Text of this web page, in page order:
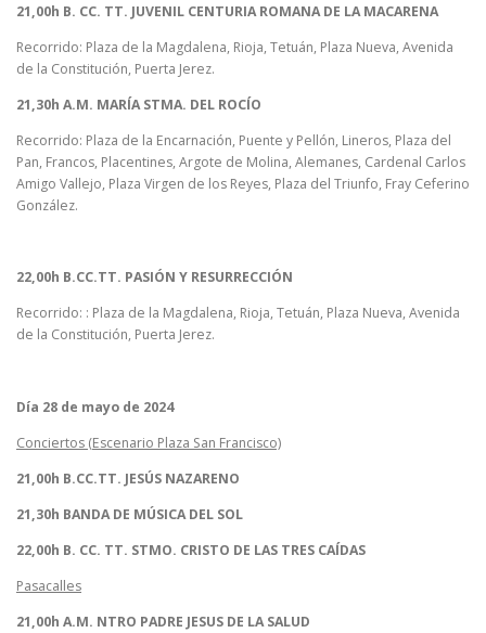
21,00h B. CC. TT. JUVENIL CENTURIA ROMANA DE LA MACARENA
Recorrido: Plaza de la Magdalena, Rioja, Tetuán, Plaza Nueva, Avenida
de la Constitución, Puerta Jerez.
21,30h A.M. MARÍA STMA. DEL ROCÍO
Recorrido: Plaza de la Encarnación, Puente y Pellón, Lineros, Plaza del
Pan, Francos, Placentines, Argote de Molina, Alemanes, Cardenal Carlos
Amigo Vallejo, Plaza Virgen de los Reyes, Plaza del Triunfo, Fray Ceferino
González.
22,00h B.CC.TT. PASIÓN Y RESURRECCIÓN
Recorrido: : Plaza de la Magdalena, Rioja, Tetuán, Plaza Nueva, Avenida
de la Constitución, Puerta Jerez.
Día 28 de mayo de 2024
Conciertos (Escenario Plaza San Francisco)
21,00h B.CC.TT. JESÚS NAZARENO
21,30h BANDA DE MÚSICA DEL SOL
22,00h B. CC. TT. STMO. CRISTO DE LAS TRES CAÍDAS
Pasacalles
21,00h A.M. NTRO PADRE JESUS DE LA SALUD